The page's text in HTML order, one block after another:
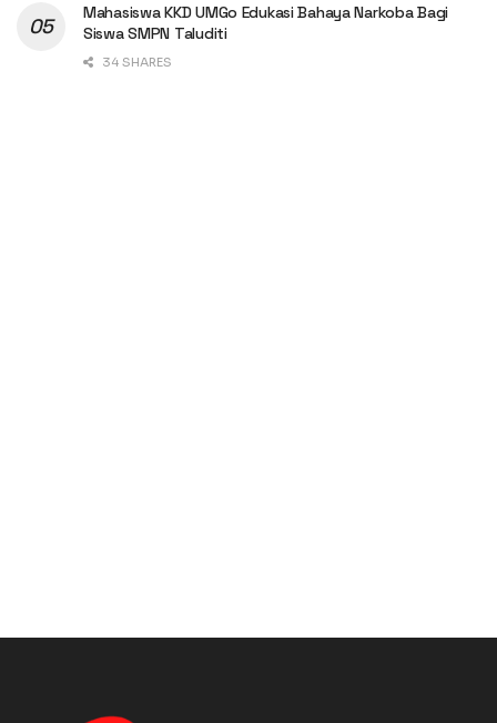
Mahasiswa KKD UMGo Edukasi Bahaya Narkoba Bagi
Siswa SMPN Taluditi
34 SHARES